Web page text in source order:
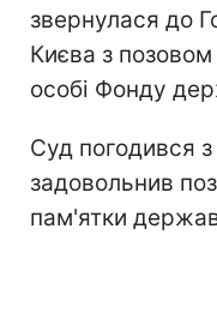
звернулася до
Києва з
особі Фонду
Суд погодився
задовольнив
пам'ятки